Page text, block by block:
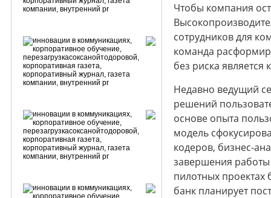
Чтобы компания
сотрудников для
команда
без риска
Недавно ведущий
решений
основе опыта
модель
кодеров, бизнес-
завершения
пилотных проектах
банк планирует